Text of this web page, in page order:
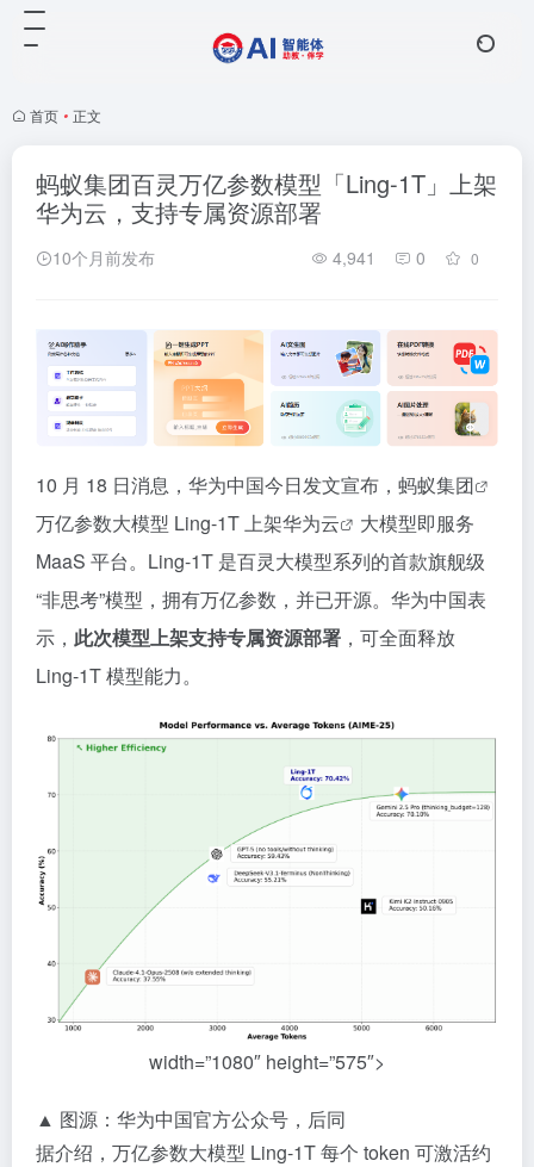
首页 • 正文
蚂蚁集团百灵万亿参数模型「Ling-1T」上架
华为云，支持专属资源部署
10个月前发布 4,941 0 0
10 月 18 日消息，华为中国今日发文宣布， 蚂蚁集团
万亿参数大模型 Ling-1T 上架华为云
大模型即服务
MaaS 平台。Ling-1T 是百灵大模型系列的首款旗舰级
“非思考”模型，拥有万亿参数，并已开源。华为中国表
示， 此次模型上架支持专属资源部署 ，可全面释放
Ling-1T 模型能力。
width=”1080″ height=”575″>
▲ 图源：华为中国官方公众号，后同
据介绍，万亿参数大模型 Ling-1T 每个 token 可激活约